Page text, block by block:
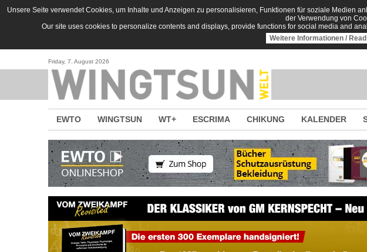
Direkt zum Inhalt
Unsere Seite verwendet Cookies, um Inhalte und Anzeigen zu personalisieren, Funktionen für soziale Medien
der Verwendung von
Our site uses cookies to personalize contents and displays, provide functions for social media and
Weitere Informationen /
Friday, 7. August 2026
EWTO WINGTSUN WT+ ESCRIMA CHIKUNG KALENDER